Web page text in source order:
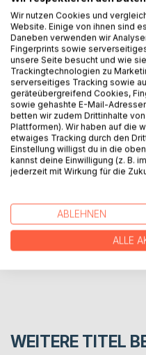
Eine verzweifelte
Ein zwiespältiger Assassine.
Ein Sessel wider Willen.
Ein vergessener Seher.
Eine verfluchte Klinge.
Ein falsches Schaf.
Ein Konvolut kurioser
AUTOR/IN
PRESSESTIMMEN
REZENSIONEN
WEITERE TITEL
Wir nutzen Cookies und
Website. Einige von ihnen sind
Daneben verwenden wir
Fingerprints sowie
unsere Seite besucht und wie
Trackingtechnologien zu
serverseitiges Tracking sowie
geräteübergreifend Cookies,
sowie gehashte E-Mail-
betten wir zudem Drittinhalte
Plattformen). Wir haben auf die
etwaiges Tracking durch den
Einstellung willigst du in die
kannst deine Einwilligung (z. B.
jederzeit mit Wirkung für die
ABLEHNEN
ALLE